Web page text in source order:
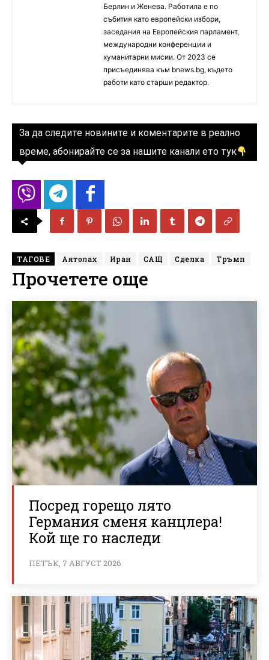
Берлин и Женева. Работила е по
събития като европейски избори,
заседания на Европейския парламент,
международни конференции и
хуманитарни мисии. От 2023 се
присъединява към bnews.bg, където
работи като старши редактор.
За да следите новините и коментарите в реално
време, абонирайте се за нашите канали ето тук
ТАГОВЕ Аятолах Иран САЩ Сделка Тръмп
Прочетете още
Посред горещо лято
Германия сменя канцлера!
Кой ще го наследи
ПЕТЪК, 7 АВГУСТ 2026